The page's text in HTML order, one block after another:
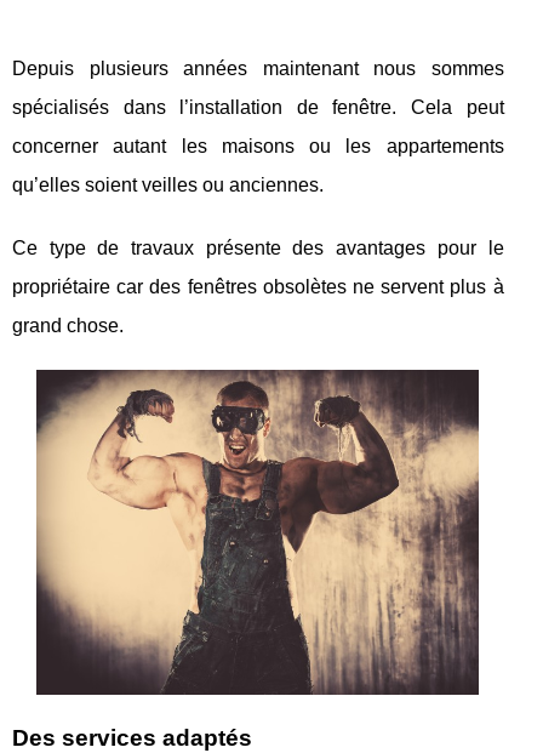
Depuis plusieurs années maintenant nous sommes
spécialisés dans l’installation de fenêtre. Cela peut
concerner autant les maisons ou les appartements
qu’elles soient veilles ou anciennes.
Ce type de travaux présente des avantages pour le
propriétaire car des fenêtres obsolètes ne servent plus à
grand chose.
Des services adaptés